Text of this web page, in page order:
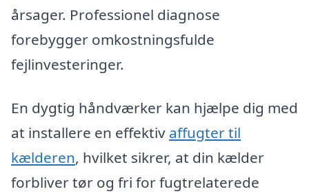
årsager. Professionel diagnose
forebygger omkostningsfulde
fejlinvesteringer.
En dygtig håndværker kan hjælpe dig med
at installere en effektiv affugter til
kælderen, hvilket sikrer, at din kælder
forbliver tør og fri for fugtrelaterede